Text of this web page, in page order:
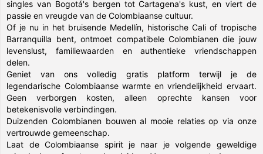
singles van Bogotá's bergen tot Cartagena's kust, en viert de
passie en vreugde van de Colombiaanse cultuur.
Of je nu in het bruisende Medellín, historische Cali of tropische
Barranquilla bent, ontmoet compatibele Colombianen die jouw
levenslust, familiewaarden en authentieke vriendschappen
delen.
Geniet van ons volledig gratis platform terwijl je de
legendarische Colombiaanse warmte en vriendelijkheid ervaart.
Geen verborgen kosten, alleen oprechte kansen voor
betekenisvolle verbindingen.
Duizenden Colombianen bouwen al mooie relaties op via onze
vertrouwde gemeenschap.
Laat de Colombiaanse spirit je naar je volgende geweldige